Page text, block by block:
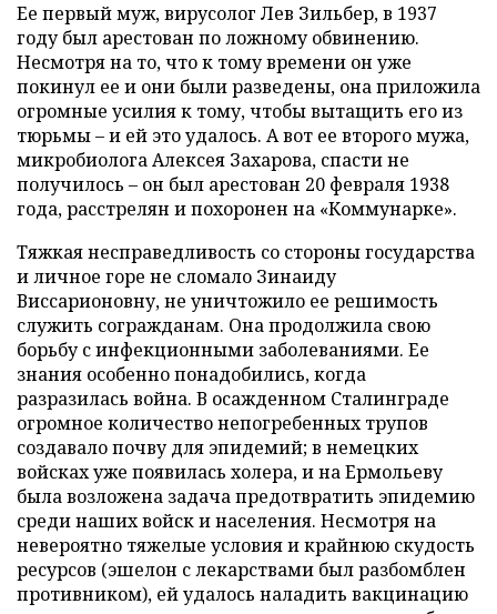
Ее первый муж, вирусолог Лев Зильбер, в 1937
году был арестован по ложному обвинению.
Несмотря на то, что к тому времени он уже
покинул ее и они были разведены, она приложила
огромные усилия к тому, чтобы вытащить его из
тюрьмы – и ей это удалось. А вот ее второго мужа,
микробиолога Алексея Захарова, спасти не
получилось – он был арестован 20 февраля 1938
года, расстрелян и похоронен на «Коммунарке».
Тяжкая несправедливость со стороны государства
и личное горе не сломало Зинаиду
Виссарионовну, не уничтожило ее решимость
служить согражданам. Она продолжила свою
борьбу с инфекционными заболеваниями. Ее
знания особенно понадобились, когда
разразилась война. В осажденном Сталинграде
огромное количество непогребенных трупов
создавало почву для эпидемий; в немецких
войсках уже появилась холера, и на Ермольеву
была возложена задача предотвратить эпидемию
среди наших войск и населения. Несмотря на
невероятно тяжелые условия и крайнюю скудость
ресурсов (эшелон с лекарствами был разбомблен
противником), ей удалось наладить вакцинацию